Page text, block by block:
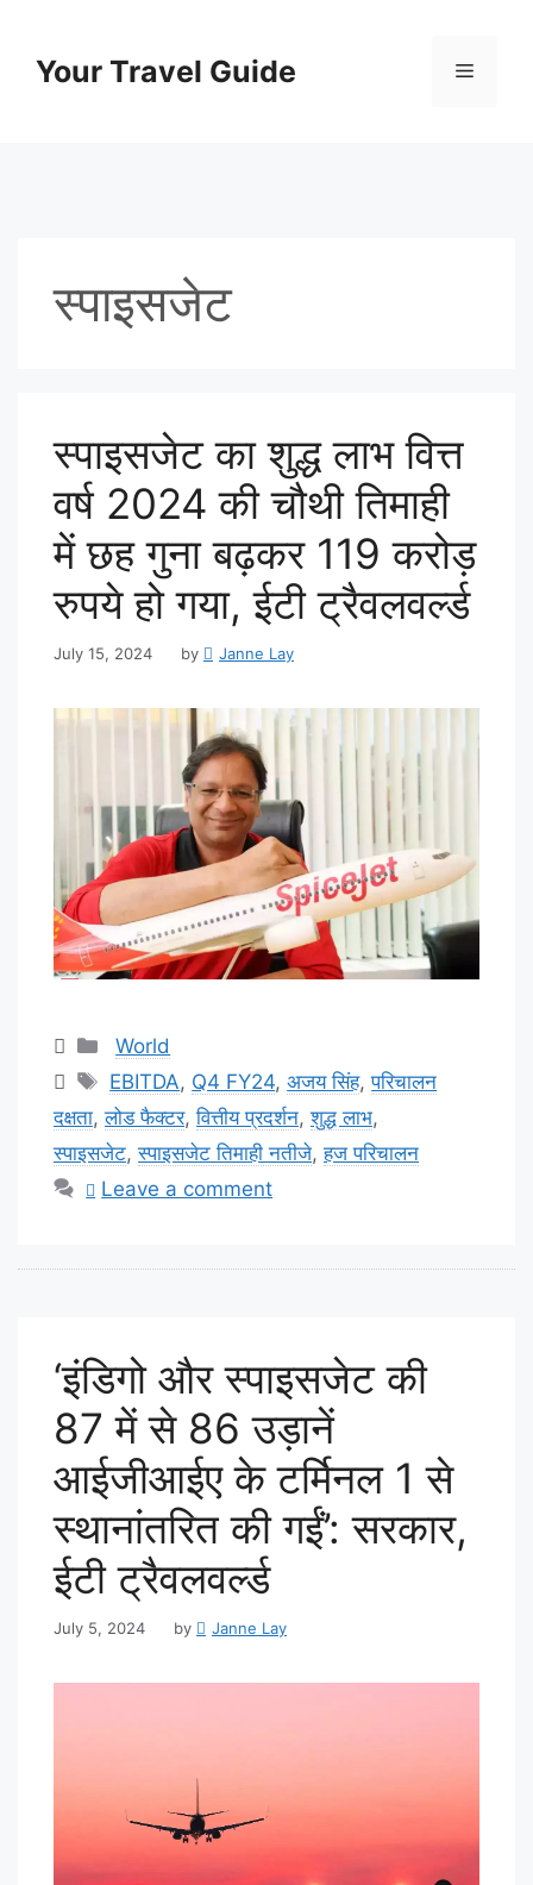
contentYour Travel Guide Menu
स्पाइसजेट
स्पाइसजेट का शुद्ध लाभ वित्त
वर्ष 2024 की चौथी तिमाही
में छह गुना बढ़कर 119 करोड़
रुपये हो गया, ईटी ट्रैवलवर्ल्ड
July 15, 2024 by Janne Lay
Categories
World
Tags
EBITDA, Q4 FY24,अजय सिंह,परिचालन
दक्षता,लोड फैक्टर,वित्तीय प्रदर्शन,शुद्ध लाभ,
स्पाइसजेट,स्पाइसजेट तिमाही नतीजे,हज परिचालन
Leave a comment
‘इंडिगो और स्पाइसजेट की
87 में से 86 उड़ानें
आईजीआईए के टर्मिनल 1 से
स्थानांतरित की गईं’: सरकार,
ईटी ट्रैवलवर्ल्ड
July 5, 2024 by Janne Lay